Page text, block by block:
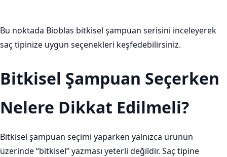
Bu noktada Bioblas bitkisel şampuan serisini inceleyerek
saç tipinize uygun seçenekleri keşfedebilirsiniz.
Bitkisel Şampuan Seçerken
Nelere Dikkat Edilmeli?
Bitkisel şampuan seçimi yaparken yalnızca ürünün
üzerinde “bitkisel” yazması yeterli değildir. Saç tipine